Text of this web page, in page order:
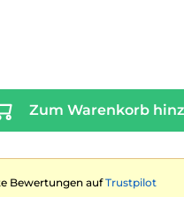
Zum Warenkorb
Bewertungen aufTrustpilot